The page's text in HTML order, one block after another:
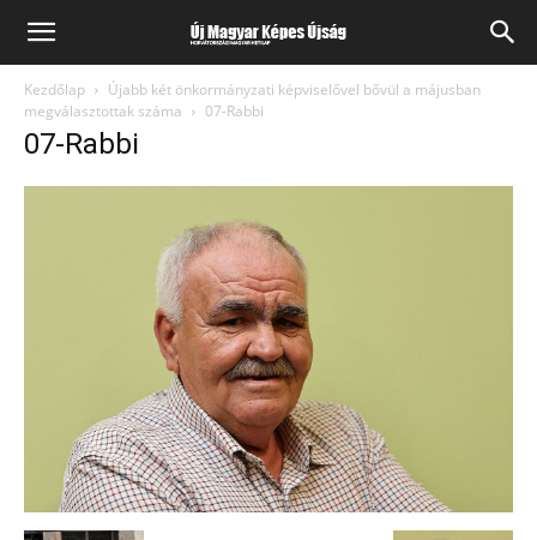
Kezdőlap
Újabb két önkormányzati képviselővel bővül a májusban
megválasztottak száma
07-Rabbi
07-Rabbi